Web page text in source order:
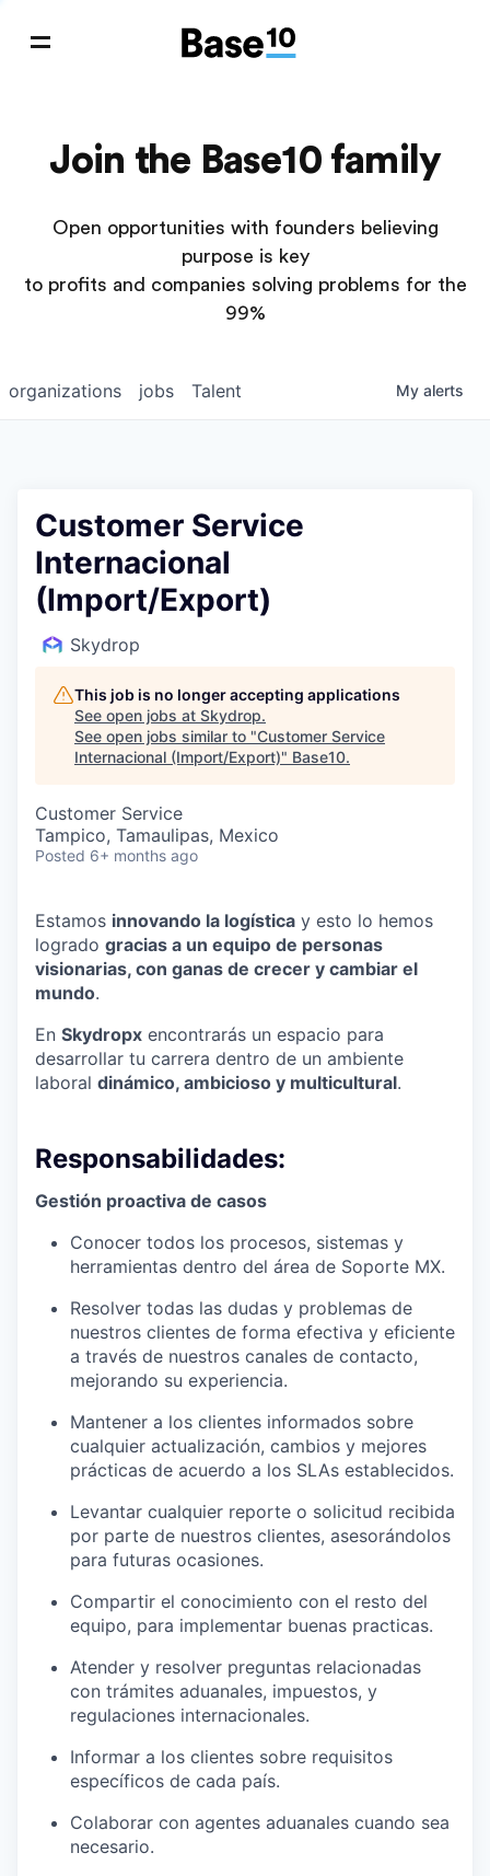
Join the Base10 family
Open opportunities with founders believing
purpose is key
to profits and companies solving problems for the
99%
jobs
organizations Talent My alerts
Customer Service
Internacional
(Import/Export)
Skydrop
This job is no longer accepting applications
See open jobs at Skydrop.
See open jobs similar to "Customer Service
Internacional (Import/Export)" Base10.
Customer Service
Tampico, Tamaulipas, Mexico
Posted 6+ months ago
Estamos innovando la logística y esto lo hemos
logrado gracias a un equipo de personas
visionarias, con ganas de crecer y cambiar el
mundo.
En Skydropx encontrarás un espacio para
desarrollar tu carrera dentro de un ambiente
laboral dinámico, ambicioso y multicultural.
Responsabilidades:
Gestión proactiva de casos
Conocer todos los procesos, sistemas y
herramientas dentro del área de Soporte MX.
Resolver todas las dudas y problemas de
nuestros clientes de forma efectiva y eficiente
a través de nuestros canales de contacto,
mejorando su experiencia.
Mantener a los clientes informados sobre
cualquier actualización, cambios y mejores
prácticas de acuerdo a los SLAs establecidos.
Levantar cualquier reporte o solicitud recibida
por parte de nuestros clientes, asesorándolos
para futuras ocasiones.
Compartir el conocimiento con el resto del
equipo, para implementar buenas practicas.
Atender y resolver preguntas relacionadas
con trámites aduanales, impuestos, y
regulaciones internacionales.
Informar a los clientes sobre requisitos
específicos de cada país.
Colaborar con agentes aduanales cuando sea
necesario.